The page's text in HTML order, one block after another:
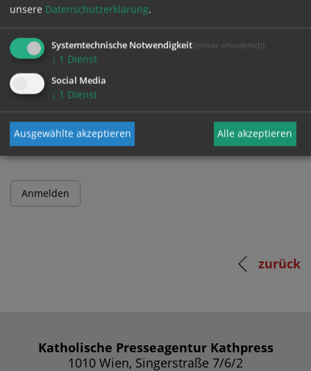
und Passwort an.
Benutzername
Passwort
zurück
Katholische Presseagentur Kathpress
1010 Wien, Singerstraße 7/6/2
unsere Datenschutzerklärung.
Systemtechnische Notwendigkeit (immer erforderlich)
↓ 1 Dienst
Social Media
↓ 1 Dienst
Ausgewählte akzeptieren Alle akzeptieren